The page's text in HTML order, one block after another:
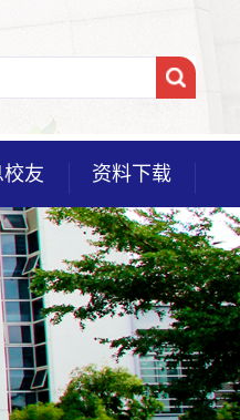
友 资料下载